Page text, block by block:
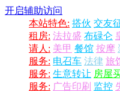
开启辅助访问
本站特色: 搭伙 交友
租房: 法拉盛 布碌仑
请人: 美甲 餐馆 按摩
服务: 电召车 法律 旅
服务: 生意转让 房屋
服务: 广告印刷 监控